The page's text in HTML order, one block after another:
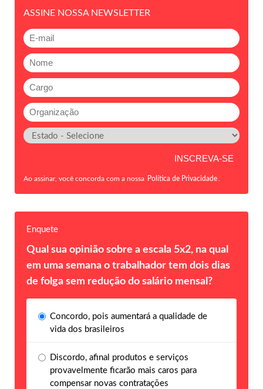
ASSINE NOSSA NEWSLETTER
Ao assinar, você concorda com a nossa Política de Privacidade.
Enquete
Qual sua opinião sobre a escala 5x2, na qual
em uma semana o trabalhador tem dois dias
de folga sem redução do salário mensal?
Concordo, pois aumentará a qualidade de
vida dos brasileiros
Discordo, afinal produtos e serviços
provavelmente ficarão mais caros para
compensar novas contratações